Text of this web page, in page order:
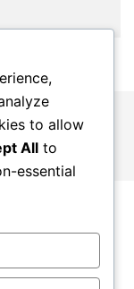
powered by
to allow
All to
essential